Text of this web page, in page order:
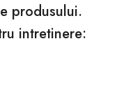
produsului.
intretinere: